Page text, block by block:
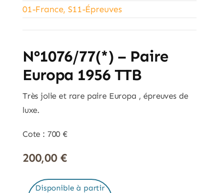
01-France, S11-Épreuves
N°1076/77(*) – Paire
Europa 1956 TTB
Très jolie et rare paire Europa , épreuves de
luxe.
Cote : 700 €
200,00 €
Disponible à partir